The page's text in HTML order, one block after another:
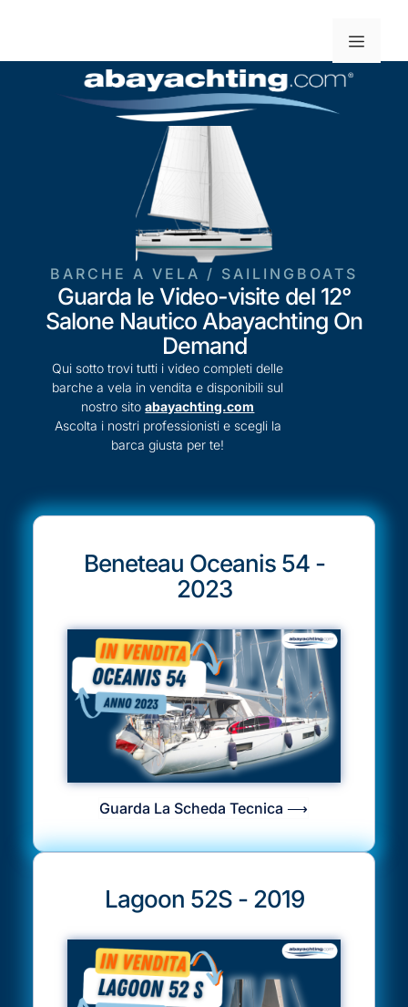
BARCHE A VELA / SAILINGBOATS
Guarda le Video-visite del 12°
Salone Nautico Abayachting On
Demand
Qui sotto trovi tutti i video completi delle
barche a vela in vendita e disponibili sul
nostro sitoabayachting.com
Ascolta i nostri professionisti e scegli la
barca giusta per te!
Beneteau Oceanis 54 -
2023
Guarda La Scheda Tecnica ⟶
Lagoon 52S - 2019